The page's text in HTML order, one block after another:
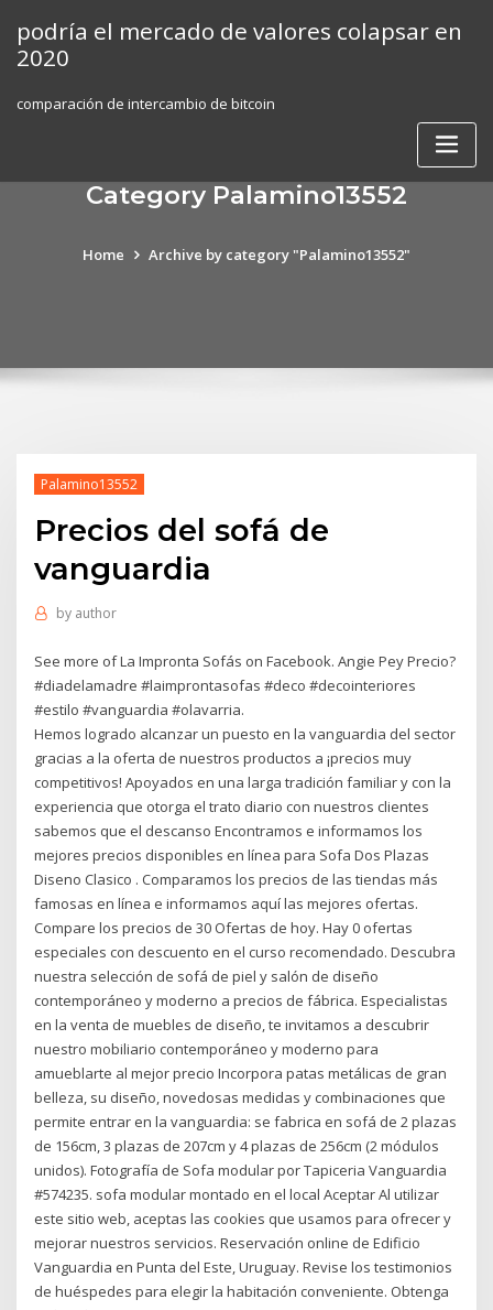
content
podría el mercado de valores colapsar en
2020
comparación de intercambio de bitcoin
Category Palamino13552
Home Archive by category "Palamino13552"
Palamino13552
Precios del sofá de
vanguardia
by author
See more of La Impronta Sofás on Facebook. Angie Pey Precio?
#diadelamadre #laimprontasofas #deco #decointeriores
#estilo #vanguardia #olavarria.
Hemos logrado alcanzar un puesto en la vanguardia del sector
gracias a la oferta de nuestros productos a ¡precios muy
competitivos! Apoyados en una larga tradición familiar y con la
experiencia que otorga el trato diario con nuestros clientes
sabemos que el descanso Encontramos e informamos los
mejores precios disponibles en línea para Sofa Dos Plazas
Diseno Clasico . Comparamos los precios de las tiendas más
famosas en línea e informamos aquí las mejores ofertas.
Compare los precios de 30 Ofertas de hoy. Hay 0 ofertas
especiales con descuento en el curso recomendado. Descubra
nuestra selección de sofá de piel y salón de diseño
contemporáneo y moderno a precios de fábrica. Especialistas
en la venta de muebles de diseño, te invitamos a descubrir
nuestro mobiliario contemporáneo y moderno para
amueblarte al mejor precio Incorpora patas metálicas de gran
belleza, su diseño, novedosas medidas y combinaciones que
permite entrar en la vanguardia: se fabrica en sofá de 2 plazas
de 156cm, 3 plazas de 207cm y 4 plazas de 256cm (2 módulos
unidos). Fotografía de Sofa modular por Tapiceria Vanguardia
#574235. sofa modular montado en el local Aceptar Al utilizar
este sitio web, aceptas las cookies que usamos para ofrecer y
mejorar nuestros servicios. Reservación online de Edificio
Vanguardia en Punta del Este, Uruguay. Revise los testimonios
de huéspedes para elegir la habitación conveniente. Obtenga